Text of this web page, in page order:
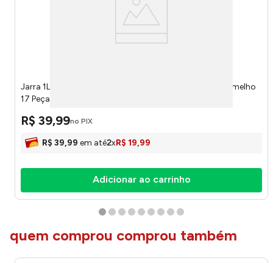
Jarra 1L Vidro Tampa Plástica Com Faqueiro Esme Vermelho
17 Peças JARR070 - Hauskraft
R$ 39,99no PIX
R$ 39,99 em até2xR$ 19,99
Adicionar ao carrinho
quem comprou comprou também